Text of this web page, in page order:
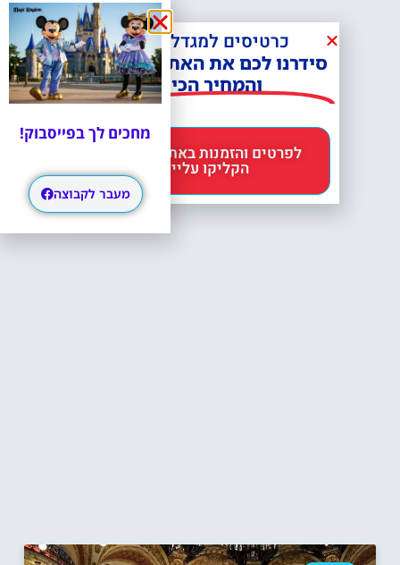
כרטיסים למגדל אייפל?
סידרנו לכם את האתר הכי אמין -
והמחיר הכי זול!
הקליקו עליי 😊
מחכים לך בפייסבוק!
מעבר לקבוצה